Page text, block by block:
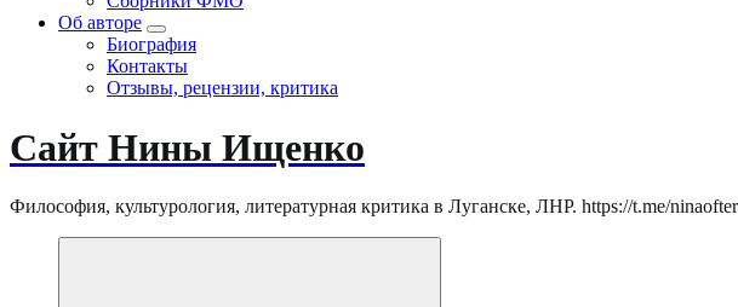
Об авторе
Биография
Контакты
Отзывы, рецензии, критика
Сайт Нины Ищенко
Философия, культурология, литературная критика в Луганске, ЛНР. https://t.me/